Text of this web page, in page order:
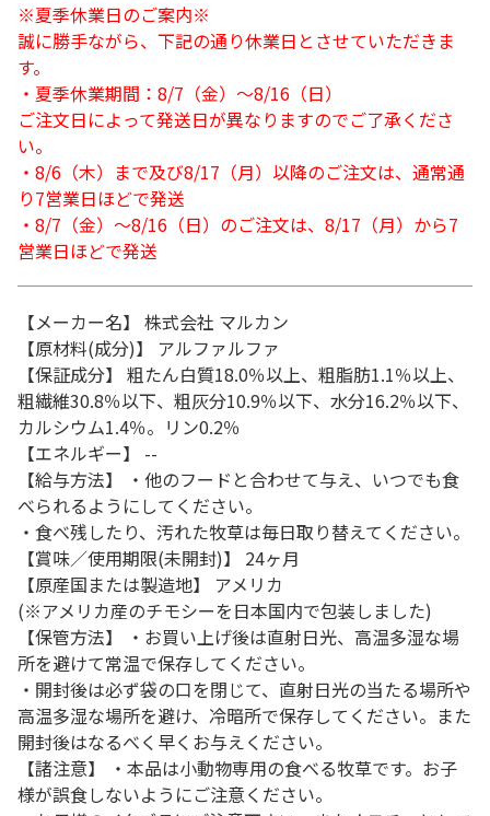
※夏季休業日のご案内※
誠に勝手ながら、下記の通り休業日とさせていただきま
す。
・夏季休業期間：8/7（金）～8/16（日）
ご注文日によって発送日が異なりますのでご了承くださ
い。
・8/6（木）まで及び8/17（月）以降のご注文は、通常通
り7営業日ほどで発送
・8/7（金）～8/16（日）のご注文は、8/17（月）から7
営業日ほどで発送
【メーカー名】 株式会社 マルカン
【原材料(成分)】 アルファルファ
【保証成分】 粗たん白質18.0％以上、粗脂肪1.1％以上、
粗繊維30.8％以下、粗灰分10.9％以下、水分16.2％以下、
カルシウム1.4％。リン0.2％
【エネルギー】 --
【給与方法】 ・他のフードと合わせて与え、いつでも食
べられるようにしてください。
・食べ残したり、汚れた牧草は毎日取り替えてください。
【賞味／使用期限(未開封)】 24ヶ月
【原産国または製造地】 アメリカ
(※アメリカ産のチモシーを日本国内で包装しました)
【保管方法】 ・お買い上げ後は直射日光、高温多湿な場
所を避けて常温で保存してください。
・開封後は必ず袋の口を閉じて、直射日光の当たる場所や
高温多湿な場所を避け、冷暗所で保存してください。また
開封後はなるべく早くお与えください。
【諸注意】 ・本品は小動物専用の食べる牧草です。お子
様が誤食しないようにご注意ください。